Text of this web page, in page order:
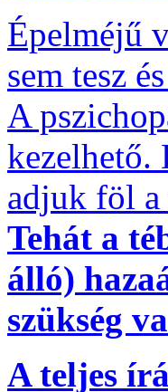
Épelméjű
sem tesz
A
kezelhető.
adjuk föl a
Tehát a
álló)
szükség
A teljes